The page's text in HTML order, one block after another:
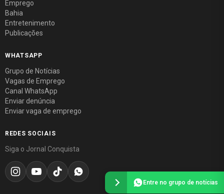
Emprego
Bahia
Entretenimento
Publicações
WHATSAPP
Grupo de Notícias
Vagas de Emprego
Canal WhatsApp
Enviar denúncia
Enviar vaga de emprego
REDES SOCIAIS
Siga o Jornal Conquista
Entre no grupo de notícias